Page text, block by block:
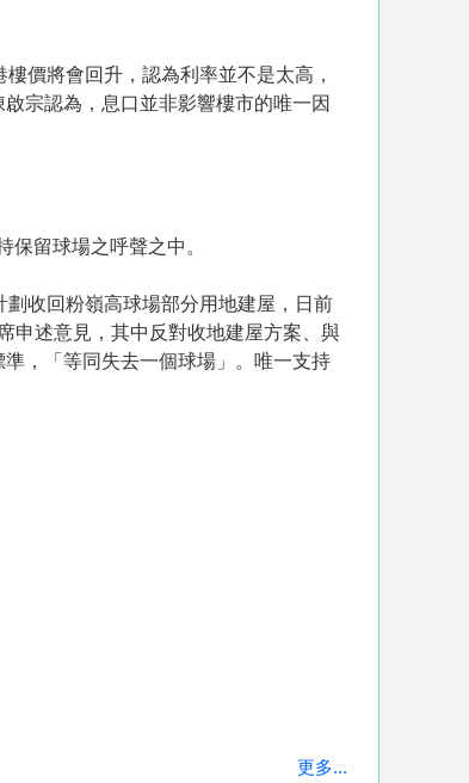
價將會回升，認為利率並不是太高，
宗認為，息口並非影響樓市的唯一因
留球場之呼聲之中。
收回粉嶺高球場部分用地建屋，日前
申述意見，其中反對收地建屋方案、與
，「等同失去一個球場」。唯一支持
更多...